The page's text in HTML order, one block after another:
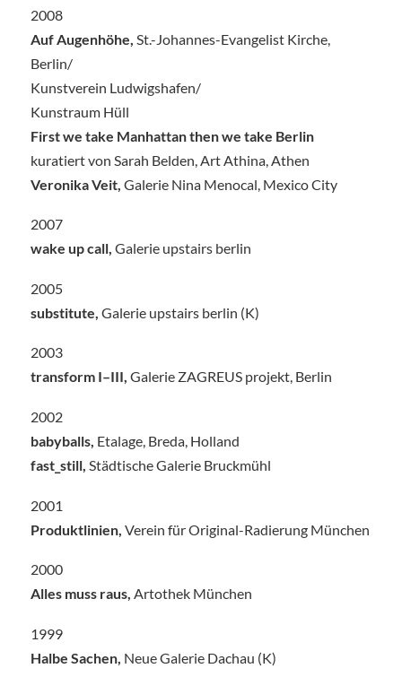
2008
Auf Augenhöhe, St.-Johannes-Evangelist Kirche,
Berlin/
Kunstverein Ludwigshafen/
Kunstraum Hüll
First we take Manhattan then we take Berlin
kuratiert von Sarah Belden, Art Athina, Athen
Veronika Veit, Galerie Nina Menocal, Mexico City
2007
wake up call, Galerie upstairs berlin
2005
substitute, Galerie upstairs berlin (K)
2003
transform I–III, Galerie ZAGREUS projekt, Berlin
2002
babyballs, Etalage, Breda, Holland
fast_still, Städtische Galerie Bruckmühl
2001
Produktlinien, Verein für Original-Radierung München
2000
Alles muss raus, Artothek München
1999
Halbe Sachen, Neue Galerie Dachau (K)